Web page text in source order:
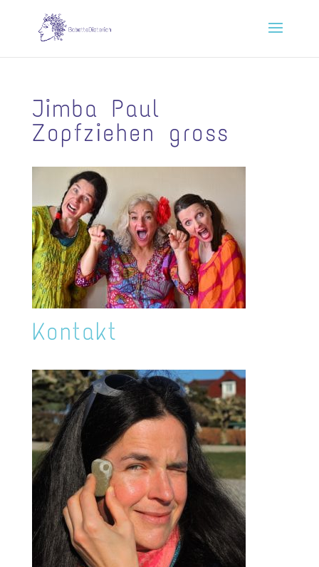
Jimba Paul
Zopfziehen gross
Kontakt